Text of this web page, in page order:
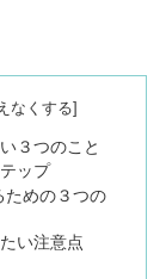
３つのこと
ップ
ための３つの
い注意点